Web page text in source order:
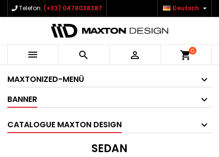
Telefon: (+33) 0478038387 Deutsch 
   shopping_cart0
MAXTONIZED-MENÜ
BANNER
CATALOGUE MAXTON DESIGN
SEDAN